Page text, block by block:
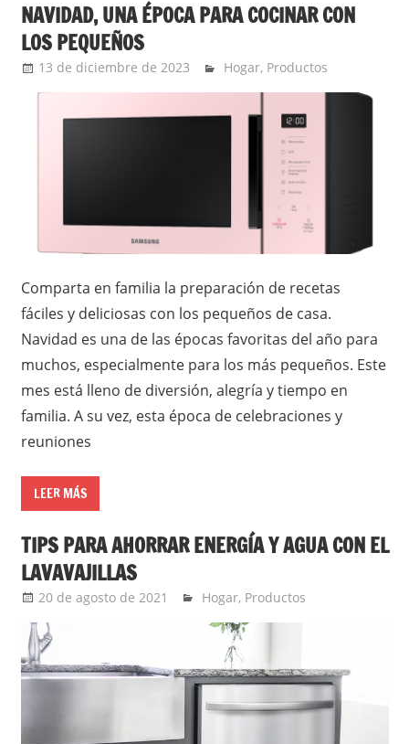
NAVIDAD, UNA ÉPOCA PARA COCINAR CON
LOS PEQUEÑOS
13 de diciembre de 2023 Ernesto Herrera
Hogar, Productos
Comparta en familia la preparación de recetas
fáciles y deliciosas con los pequeños de casa.
Navidad es una de las épocas favoritas del año para
muchos, especialmente para los más pequeños. Este
mes está lleno de diversión, alegría y tiempo en
familia. A su vez, esta época de celebraciones y
reuniones
LEER MÁS
TIPS PARA AHORRAR ENERGÍA Y AGUA CON EL
LAVAVAJILLAS
20 de agosto de 2021 Ernesto Herrera
Hogar, Productos